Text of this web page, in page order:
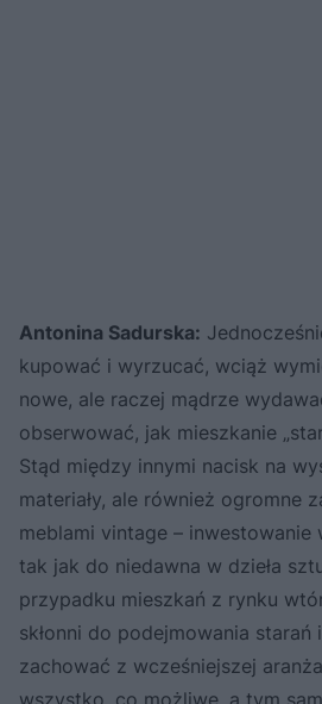
Antonina Sadurska:
kupować i wyrzucać, wciąż
nowe, ale raczej mądrze
obserwować, jak mieszkanie
Stąd między innymi nacisk na
materiały, ale również ogromne
meblami vintage – inwestowanie
tak jak do niedawna w dzieła
przypadku mieszkań z rynku
skłonni do podejmowania starań
zachować z wcześniejszej